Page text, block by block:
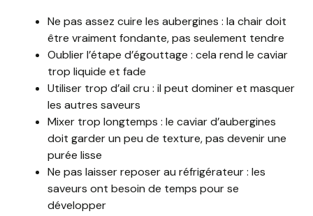
Ne pas assez cuire les aubergines : la chair doit
être vraiment fondante, pas seulement tendre
Oublier l’étape d’égouttage : cela rend le caviar
trop liquide et fade
Utiliser trop d’ail cru : il peut dominer et masquer
les autres saveurs
Mixer trop longtemps : le caviar d’aubergines
doit garder un peu de texture, pas devenir une
purée lisse
Ne pas laisser reposer au réfrigérateur : les
saveurs ont besoin de temps pour se
développer